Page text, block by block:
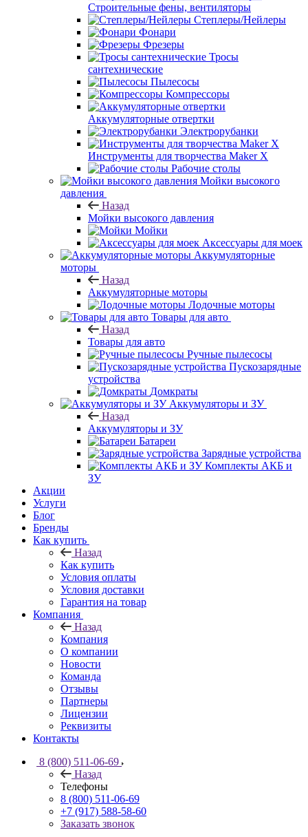
Строительные фены, вентиляторы
Степлеры/Нейлеры
Фонари
Фрезеры
Тросы
сантехнические
Пылесосы
Компрессоры
Аккумуляторные отвертки
Электрорубанки
Инструменты для творчества Maker X
Рабочие столы
Мойки высокого
давления
Назад
Мойки высокого давления
Мойки
Аксессуары для моек
Аккумуляторные
моторы
Назад
Аккумуляторные моторы
Лодочные моторы
Товары для авто
Назад
Товары для авто
Ручные пылесосы
Пускозарядные
устройства
Домкраты
Аккумуляторы и ЗУ
Назад
Аккумуляторы и ЗУ
Батареи
Зарядные устройства
Комплекты АКБ и
ЗУ
Акции
Услуги
Блог
Бренды
Как купить
Назад
Как купить
Условия оплаты
Условия доставки
Гарантия на товар
Компания
Назад
Компания
О компании
Новости
Команда
Отзывы
Партнеры
Лицензии
Реквизиты
Контакты
8 (800) 511-06-69
Назад
Телефоны
8 (800) 511-06-69
+7 (917) 588-58-60
Заказать звонок